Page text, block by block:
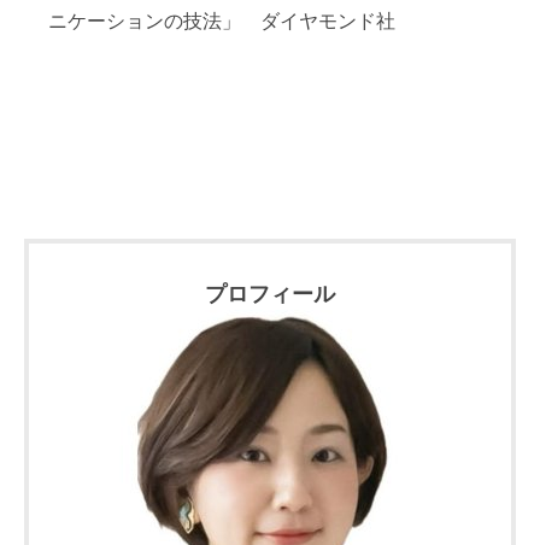
ニケーションの技法」 ダイヤモンド社
プロフィール